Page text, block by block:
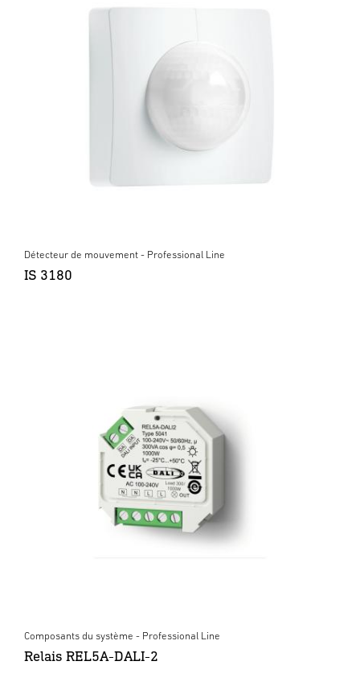
Détecteur de mouvement - Professional Line
IS 3180
Composants du système - Professional Line
Relais REL5A-DALI-2